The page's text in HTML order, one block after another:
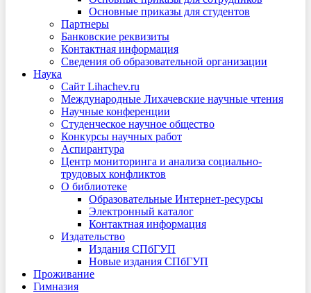
Основные приказы для студентов
Партнеры
Банковские реквизиты
Контактная информация
Сведения об образовательной организации
Наука
Сайт Lihachev.ru
Международные Лихачевские научные чтения
Научные конференции
Студенческое научное общество
Конкурсы научных работ
Аспирантура
Центр мониторинга и анализа социально-
трудовых конфликтов
О библиотеке
Образовательные Интернет-ресурсы
Электронный каталог
Контактная информация
Издательство
Издания СПбГУП
Новые издания СПбГУП
Проживание
Гимназия